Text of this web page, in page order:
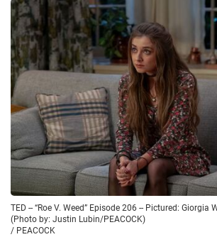
TED -- “Roe V. Weed” Episode 206 -- Pictured: Giorgia
(Photo by: Justin Lubin/PEACOCK)
/ PEACOCK